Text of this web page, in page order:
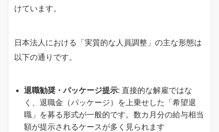
けています。
日本法人における「実質的な人員調整」の主な形態は
以下の通りです。
退職勧奨・パッケージ提示: 直接的な解雇ではな
く、退職金（パッケージ）を上乗せした「希望退
職」を募る形式が一般的です。数カ月分の給与相当
額が提示されるケースが多く見られます